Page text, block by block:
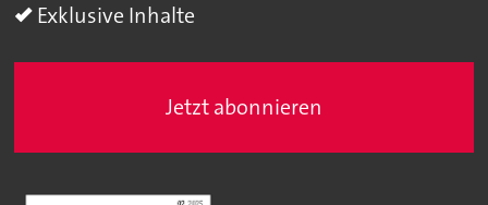
Exklusive Inhalte
Jetzt abonnieren